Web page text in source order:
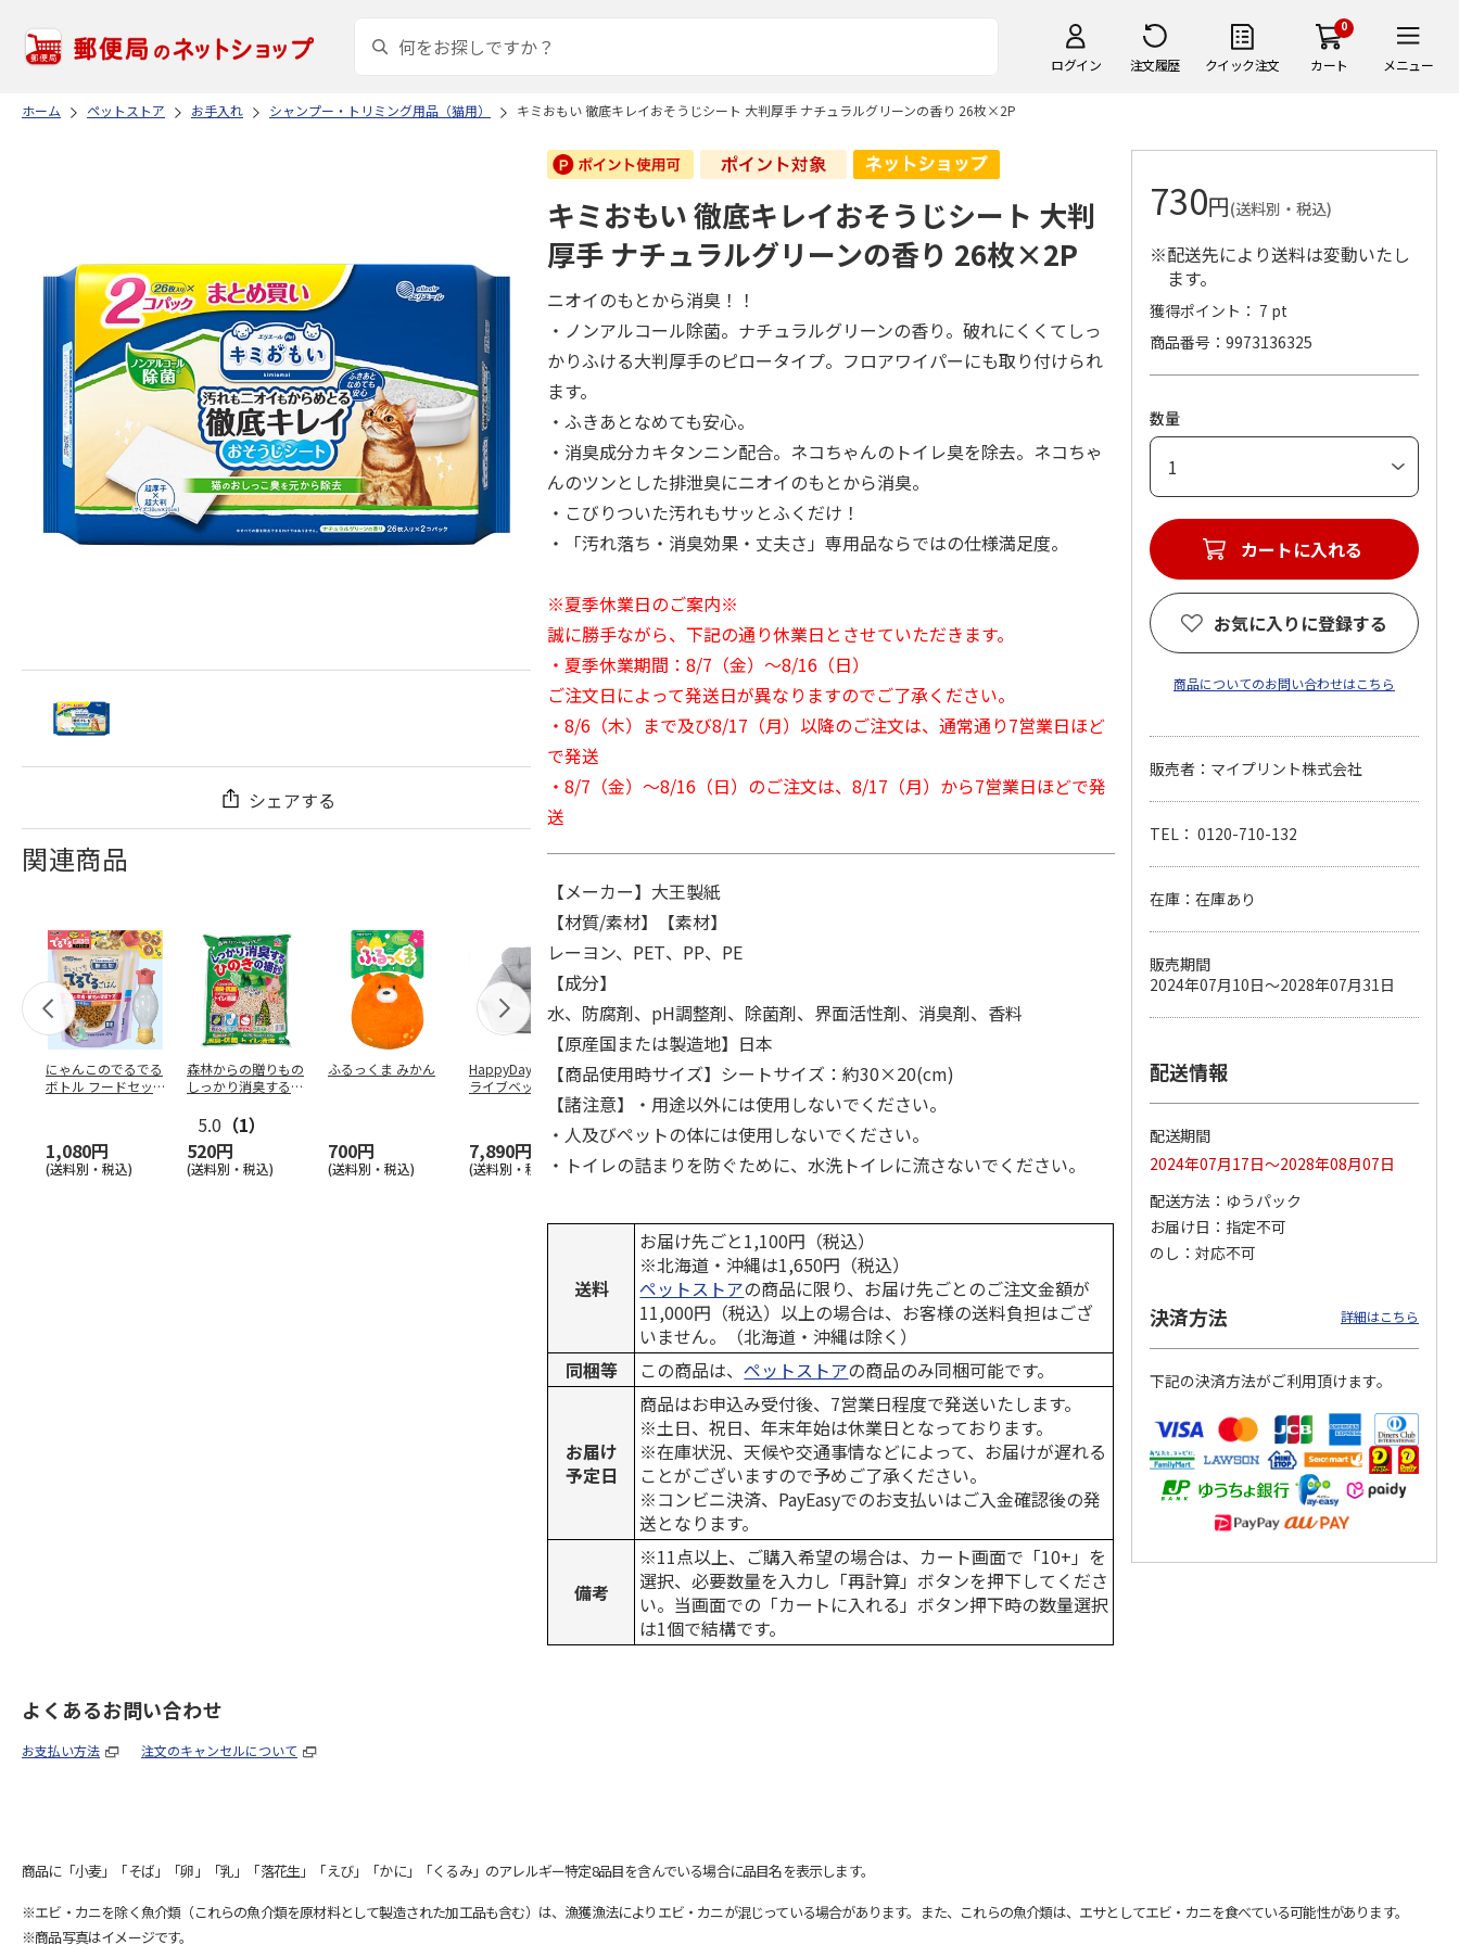
ログイン 注文履歴 クイック注文
0
カート メニュー
ホーム ペットストア お手入れ シャンプー・トリミング用品（猫用） キミおもい 徹底キレイおそうじシート 大判厚手 ナチュラルグリーンの香り 26枚×2P
シェアする
関連商品
にゃんこのでるでる
ボトル フードセッ
1,080円
(送料別・税込)
森林からの贈りもの
しっかり消臭するひ
5.0 （1）
520円
(送料別・税込)
ふるっくま みかん
700円
(送料別・税込)
HappyDays 2wayド
ライブベッド グレ
7,890円
(送料別・税込)
獣医師開発 ニオイ
をとる砂専用 猫ト
イレ ナチュラルグ
1,550円
(送料別・税込)
デオトイレ 飛び散
らない消臭・抗菌サ
ンド 4L
1,320円
(送料別・税込)
無添加良品 カムカ
ムデンタルコーン
ぐるぐるボーン型 S
470円
(送料別・税込) (送料別・税込)
ペット線香 虹のか
なた フルーティフ
ローラルの香り
590円
(送料別・税込)
100円
(送料別・税込)
キミおもい 徹底キレイおそうじシート 大判
厚手 ナチュラルグリーンの香り 26枚×2P
ニオイのもとから消臭！！
・ノンアルコール除菌。ナチュラルグリーンの香り。破れにくくてしっ
かりふける大判厚手のピロータイプ。フロアワイパーにも取り付けられ
ます。
・ふきあとなめても安心。
・消臭成分カキタンニン配合。ネコちゃんのトイレ臭を除去。ネコちゃ
んのツンとした排泄臭にニオイのもとから消臭。
・こびりついた汚れもサッとふくだけ！
・「汚れ落ち・消臭効果・丈夫さ」専用品ならではの仕様満足度。
※夏季休業日のご案内※
誠に勝手ながら、下記の通り休業日とさせていただきます。
・夏季休業期間：8/7（金）～8/16（日）
ご注文日によって発送日が異なりますのでご了承ください。
・8/6（木）まで及び8/17（月）以降のご注文は、通常通り7営業日ほど
で発送
・8/7（金）～8/16（日）のご注文は、8/17（月）から7営業日ほどで発
送
【メーカー】大王製紙
【材質/素材】【素材】
レーヨン、PET、PP、PE
【成分】
水、防腐剤、pH調整剤、除菌剤、界面活性剤、消臭剤、香料
【原産国または製造地】日本
【商品使用時サイズ】シートサイズ：約30×20(cm)
【諸注意】・用途以外には使用しないでください。
・人及びペットの体には使用しないでください。
・トイレの詰まりを防ぐために、水洗トイレに流さないでください。
送料
お届け先ごと1,100円（税込）
※北海道・沖縄は1,650円（税込）
ペットストアの商品に限り、お届け先ごとのご注文金額が
11,000円（税込）以上の場合は、お客様の送料負担はござ
いません。（北海道・沖縄は除く）
同梱等
この商品は、ペットストアの商品のみ同梱可能です。
お届け
予定日
商品はお申込み受付後、7営業日程度で発送いたします。
※土日、祝日、年末年始は休業日となっております。
※在庫状況、天候や交通事情などによって、お届けが遅れる
ことがございますので予めご了承ください。
※コンビニ決済、PayEasyでのお支払いはご入金確認後の発
送となります。
備考
※11点以上、ご購入希望の場合は、カート画面で「10+」を
選択、必要数量を入力し「再計算」ボタンを押下してくださ
い。当画面での「カートに入れる」ボタン押下時の数量選択
は1個で結構です。
730円(送料別・税込)
※配送先により送料は変動いたし
ます。
獲得ポイント： 7 pt
商品番号
9973136325
数量
カートに入れる
お気に入りに登録する
商品についてのお問い合わせはこちら
販売者：マイプリント株式会社
TEL： 0120-710-132
在庫：在庫あり
販売期間
2024年07月10日～2028年07月31日
配送情報
配送期間
2024年07月17日～2028年08月07日
配送方法
ゆうパック
お届け日
指定不可
のし
対応不可
決済方法 詳細はこちら
下記の決済方法がご利用頂けます。
よくあるお問い合わせ
お支払い方法 注文のキャンセルについて
商品に「小麦」「そば」「卵」「乳」「落花生」「えび」「かに」「くるみ」のアレルギー特定8品目を含んでいる場合に品目名を表示します。
※エビ・カニを除く魚介類（これらの魚介類を原材料として製造された加工品も含む）は、漁獲漁法によりエビ・カニが混じっている場合があります。また、これらの魚介類は、エサとしてエビ・カニを食べている可能性があります。
※商品写真はイメージです。